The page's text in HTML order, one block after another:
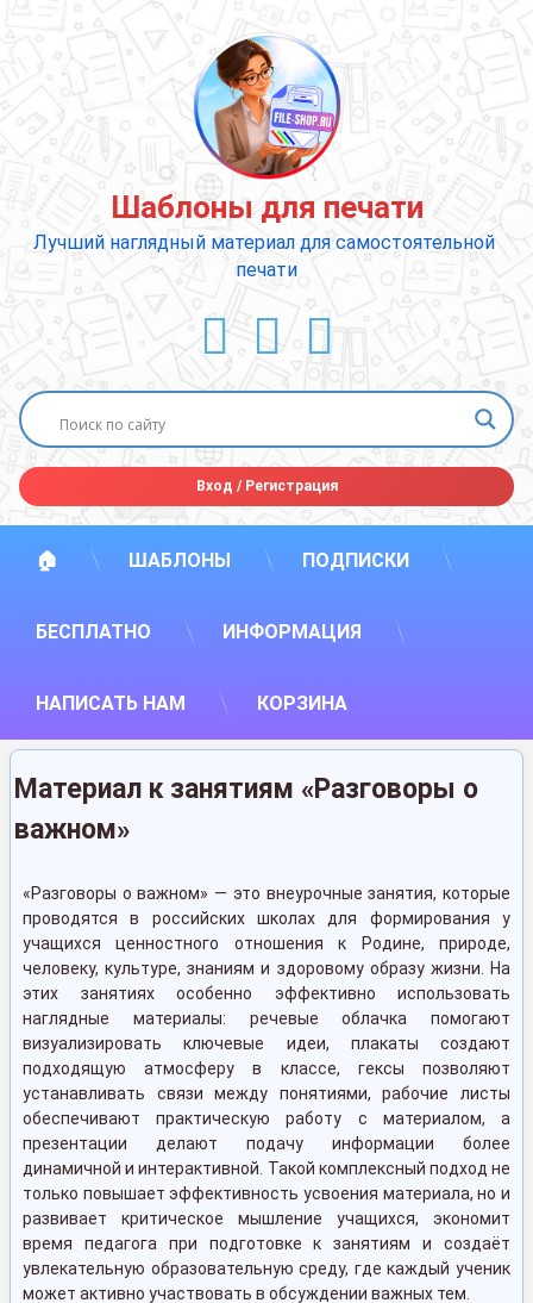
содержимому
Шаблоны для печати
Лучший наглядный материал для самостоятельной
печати
ВКонтакте
YouTube
E-mail
Вход /Регистрация
🏠 ШАБЛОНЫ ПОДПИСКИ
БЕСПЛАТНО ИНФОРМАЦИЯ
НАПИСАТЬ НАМ КОРЗИНА
Материал к занятиям «Разговоры о
важном»
«Разговоры о важном» — это внеурочные занятия, которые
проводятся в российских школах для формирования у
учащихся ценностного отношения к Родине, природе,
человеку, культуре, знаниям и здоровому образу жизни. На
этих занятиях особенно эффективно использовать
наглядные материалы: речевые облачка помогают
визуализировать ключевые идеи, плакаты создают
подходящую атмосферу в классе, гексы позволяют
устанавливать связи между понятиями, рабочие листы
обеспечивают практическую работу с материалом, а
презентации делают подачу информации более
динамичной и интерактивной. Такой комплексный подход не
только повышает эффективность усвоения материала, но и
развивает критическое мышление учащихся, экономит
время педагога при подготовке к занятиям и создаёт
увлекательную образовательную среду, где каждый ученик
может активно участвовать в обсуждении важных тем.